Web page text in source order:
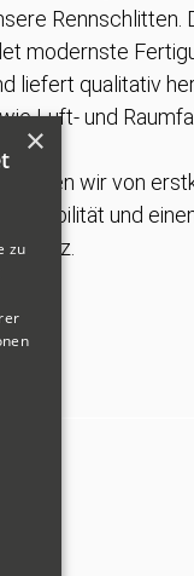
Rennschlitten.
modernste
liefert qualitativ
Luft- und
wir von
und
×
zu